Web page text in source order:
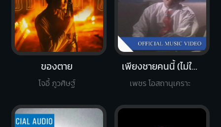
ของตาย
โจอี้ ภูวศิษฐ์
เพียงชายคนนี้ (ไม่ใช่ผู้วิเศษ)
เพชร โอสถานุเคราะ